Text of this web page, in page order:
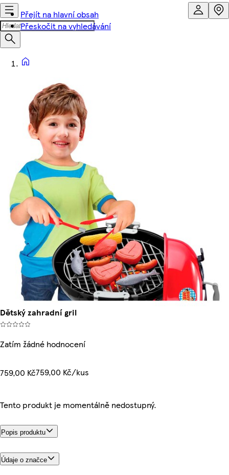
Přejít na hlavní obsah
Přeskočit na vyhledávání
Dětský zahradní gril
Zatím žádné hodnocení
759,00 Kč759,00 Kč/kus
Tento produkt je momentálně nedostupný.
Popis produktu
Údaje o značce